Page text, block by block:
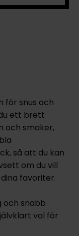
för snus och
ett brett
och smaker,
så att du kan
om du vill
favoriter.
och snabb
val för